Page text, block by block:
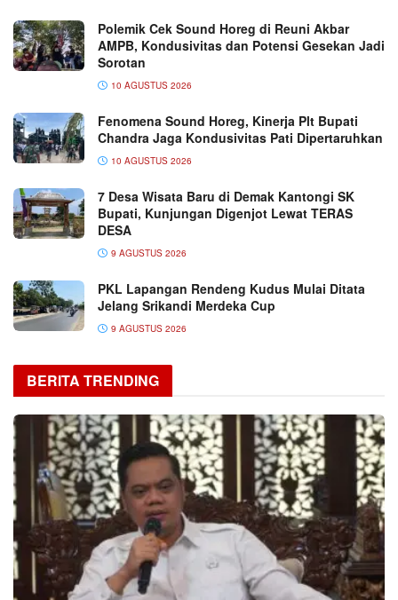
Polemik Cek Sound Horeg di Reuni Akbar
AMPB, Kondusivitas dan Potensi Gesekan Jadi
Sorotan
10 AGUSTUS 2026
Fenomena Sound Horeg, Kinerja Plt Bupati
Chandra Jaga Kondusivitas Pati Dipertaruhkan
10 AGUSTUS 2026
7 Desa Wisata Baru di Demak Kantongi SK
Bupati, Kunjungan Digenjot Lewat TERAS
DESA
9 AGUSTUS 2026
PKL Lapangan Rendeng Kudus Mulai Ditata
Jelang Srikandi Merdeka Cup
9 AGUSTUS 2026
BERITA TRENDING